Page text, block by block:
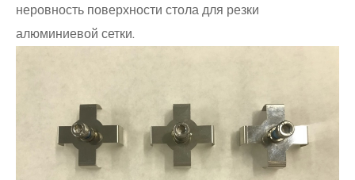
неровность поверхности стола для резки
алюминиевой сетки.